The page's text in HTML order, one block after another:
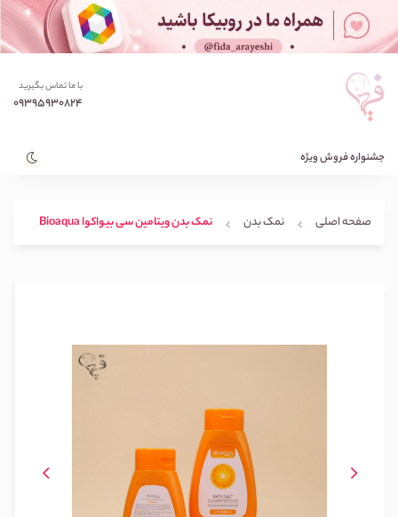
با ما تماس بگیرید
09395930824
جشنواره فروش ویژه
صفحه اصلی نمک بدن نمک بدن ویتامین سی بیواکوا Bioaqua